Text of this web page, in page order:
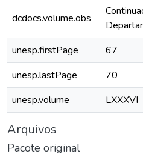
dcdocs.volume.obs
unesp.firstPage
67
unesp.lastPage
70
unesp.volume
LXXXVI
Arquivos
Pacote original